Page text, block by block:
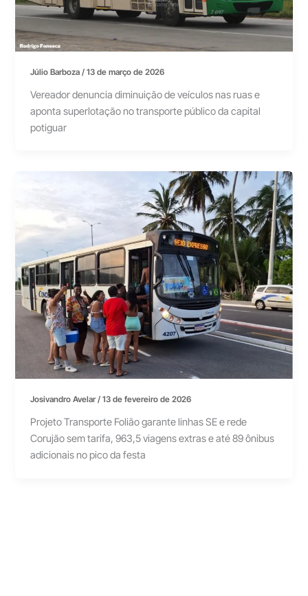
Júlio Barboza/13 de março de 2026
Vereador denuncia diminuição de veículos nas ruas e
aponta superlotação no transporte público da capital
potiguar
Josivandro Avelar/13 de fevereiro de 2026
Projeto Transporte Folião garante linhas SE e rede
Corujão sem tarifa, 963,5 viagens extras e até 89 ônibus
adicionais no pico da festa